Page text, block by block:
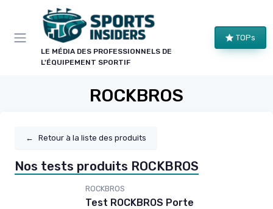
LE MÉDIA DES PROFESSIONNELS DE
L'ÉQUIPEMENT SPORTIF
TOPs
ROCKBROS
← Retour à la liste des produits
Nos tests produits ROCKBROS
ROCKBROS
Test ROCKBROS Porte
Panneau de gestion des cookies